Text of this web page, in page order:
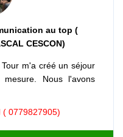
au top (
CESCON)
m'a créé un séjour
Nous l'avons
( 0779827905)